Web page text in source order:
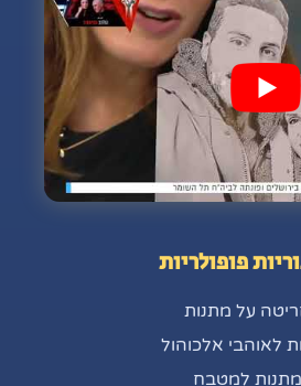
פופולריות
על מתנות
לאוהבי אלכוהול
מתנות למטבח